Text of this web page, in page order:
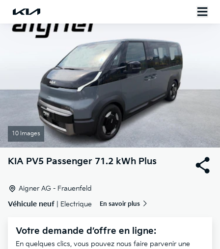
10 Images
KIA PV5 Passenger 71.2 kWh Plus
Aigner AG - Frauenfeld
Véhicule neuf | Electrique En savoir plus
Votre demande d’offre en ligne:
En quelques clics, vous pouvez nous faire parvenir une